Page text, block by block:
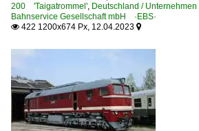
200 'Taigatrommel', Deutschland / Unternehmen
Bahnservice Gesellschaft mbH ·EBS·
 422 1200x674 Px, 12.04.2023 